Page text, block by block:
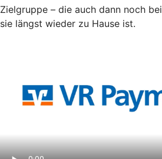
Zielgruppe – die auch dann noch
sie längst wieder zu Hause ist.